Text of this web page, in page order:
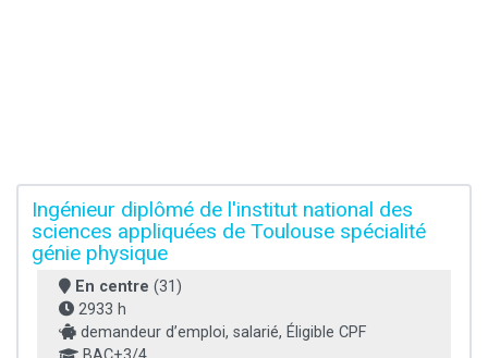
Ingénieur diplômé de l'institut national des
sciences appliquées de Toulouse spécialité
génie physique
En centre (31)
2933 h
demandeur d’emploi, salarié, Éligible CPF